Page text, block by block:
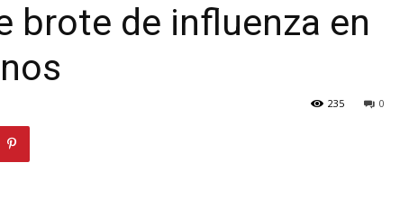
brote de influenza en
0
235